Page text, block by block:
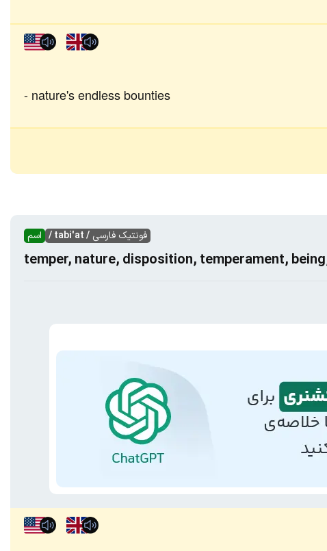
nature's endless bounties
اسم فونتیک فارسی / tabi'at /
temper, nature, disposition, temperament,